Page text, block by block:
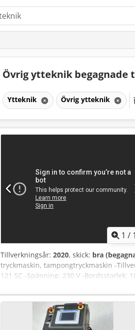
Övrig ytteknik begagnade
Ytteknik Övrig ytteknik
1 /
Tillverkningsår: 2020, skick: bra
tryckmaskin, tampongtryckmaskin -
121 SC -Spänning: 230 V -
Antal: 3 st tampondryckmaskiner finns
670/400/H530 mm -Vikt: 50 kg/styck